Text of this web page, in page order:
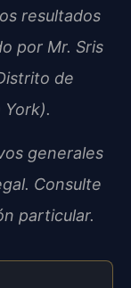
resultados
por Mr. Sris
de
York).
generales
Consulte
particular.